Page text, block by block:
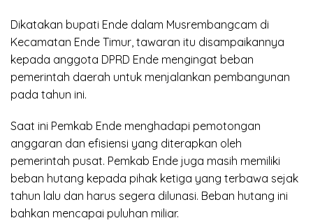
Dikatakan bupati Ende dalam Musrembangcam di
Kecamatan Ende Timur, tawaran itu disampaikannya
kepada anggota DPRD Ende mengingat beban
pemerintah daerah untuk menjalankan pembangunan
pada tahun ini.
Saat ini Pemkab Ende menghadapi pemotongan
anggaran dan efisiensi yang diterapkan oleh
pemerintah pusat. Pemkab Ende juga masih memiliki
beban hutang kepada pihak ketiga yang terbawa sejak
tahun lalu dan harus segera dilunasi. Beban hutang ini
bahkan mencapai puluhan miliar.